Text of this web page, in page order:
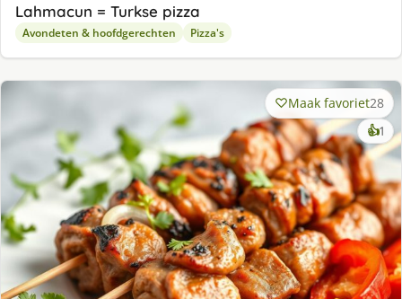
Lahmacun = Turkse pizza
Avondeten & hoofdgerechten Pizza's
Maak favoriet28
👍1